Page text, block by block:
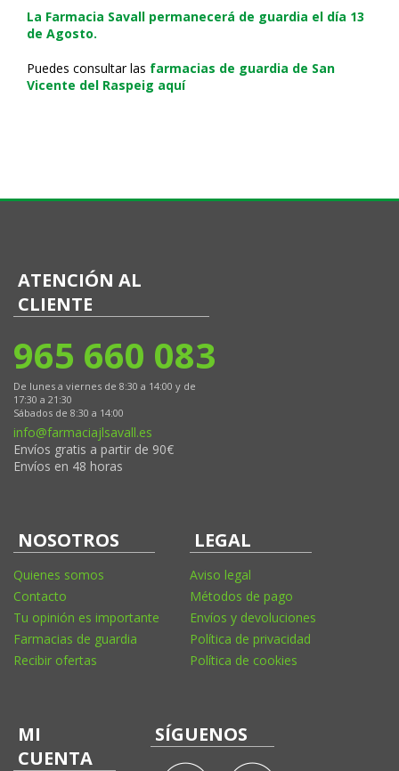
La Farmacia Savall permanecerá de guardia el día 13
de Agosto.
Puedes consultar las farmacias de guardia de San
Vicente del Raspeig aquí
ATENCIÓN AL
CLIENTE
965 660 083
De lunes a viernes de 8:30 a 14:00 y de
17:30 a 21:30
Sábados de 8:30 a 14:00
info@farmaciajlsavall.es
Envíos gratis a partir de 90€
Envíos en 48 horas
NOSOTROS
Quienes somos
Contacto
Tu opinión es importante
Farmacias de guardia
Recibir ofertas
LEGAL
Aviso legal
Métodos de pago
Envíos y devoluciones
Política de privacidad
Política de cookies
MI
CUENTA
SÍGUENOS